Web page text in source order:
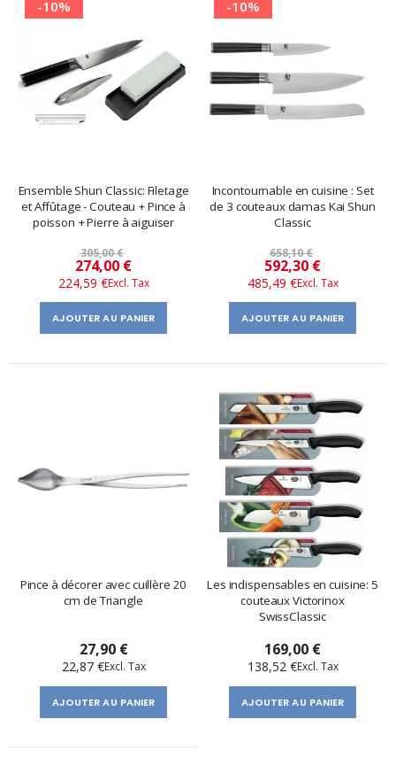
-10%
Ensemble Shun Classic: Filetage
et Affûtage - Couteau + Pince à
poisson + Pierre à aiguiser
305,00 €
Prix
spécial
274,00 €
224,59 €
AJOUTER AU PANIER
-10%
Incontournable en cuisine : Set
de 3 couteaux damas Kai Shun
Classic
658,10 €
Prix
spécial
592,30 €
485,49 €
AJOUTER AU PANIER
Pince à décorer avec cuillère 20
cm de Triangle
27,90 €
22,87 €
AJOUTER AU PANIER
Les indispensables en cuisine: 5
couteaux Victorinox
SwissClassic
169,00 €
138,52 €
AJOUTER AU PANIER